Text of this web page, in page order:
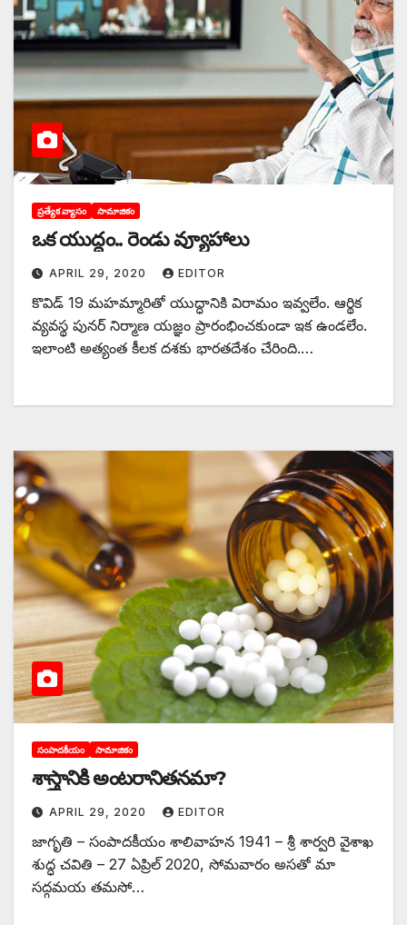
ప్రత్యేక వ్యాసం సామాజికం
ఒక యుద్ధం.. రెండు వ్యూహాలు
APRIL 29, 2020 EDITOR
కొవిడ్‌ 19 ‌మహమ్మారితో యుద్ధానికి విరామం ఇవ్వలేం. ఆర్థిక
వ్యవస్థ పునర్‌ ‌నిర్మాణ యజ్ఞం ప్రారంభించకుండా ఇక ఉండలేం.
ఇలాంటి అత్యంత కీలక దశకు భారతదేశం చేరింది.…
సంపాదకీయం సామాజికం
శాస్త్రానికి అంటరానితనమా?
APRIL 29, 2020 EDITOR
జాగృతి – సంపాదకీయం శాలివాహన 1941 – శ్రీ శార్వరి వైశాఖ
శుద్ధ చవితి – 27 ఏప్రిల్‌ 2020, ‌సోమవారం అసతో మా
సద్గమయ తమసో…